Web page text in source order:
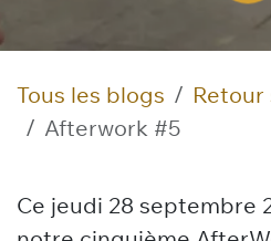
Tous les blogs
Afterwork #5
Ce jeudi 28 septembre